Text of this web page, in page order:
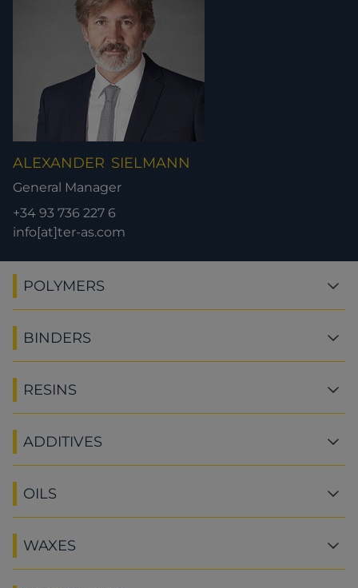
ALEXANDER SIELMANN
General Manager
+34 93 736 227 6
info[at]ter-as.com
POLYMERS
BINDERS
RESINS
ADDITIVES
OILS
WAXES